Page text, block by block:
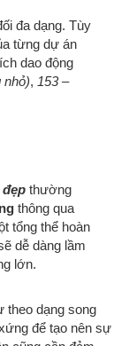
đa dạng. Tùy
từng dự án
dao động
nhỏ), 153 –
thường
thông qua
tổng thể hoàn
dễ dàng lầm
lớn.
theo dạng song
để tạo nên sự